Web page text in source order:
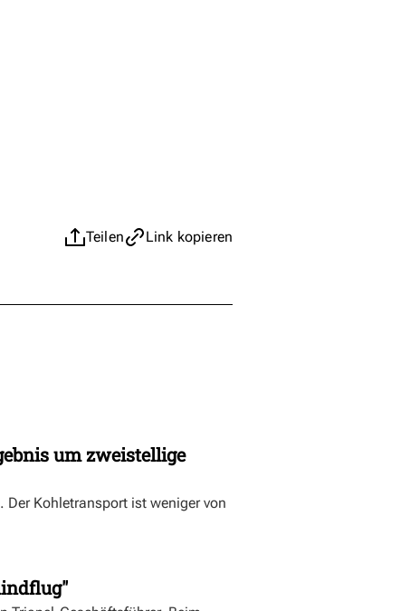
Teilen Link kopieren
um zweistellige
Kohletransport ist weniger von